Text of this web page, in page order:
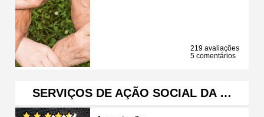
219 avaliações
5 comentários
SERVIÇOS DE AÇÃO SOCIAL DA …